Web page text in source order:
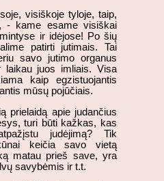
visiškoje tyloje, taip,
- kame esame visiškai
ir idėjose! Po šių
patirti jutimais. Tai
savo jutimo organus
laikau juos imliais. Visa
kaip egzistuojantis
mūsų pojūčiais.
prielaidą apie judančius
turi būti kažkas, kas
judėjimą? Tik
keičia savo vietą
matau prieš save, yra
savybėmis ir t.t.